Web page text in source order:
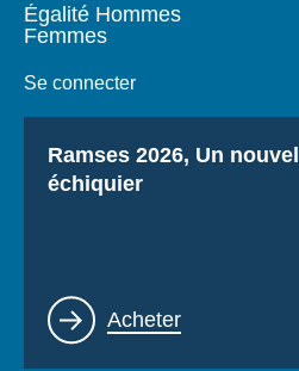
Égalité Hommes
Femmes
Se connecter
Titre
Ramses 2026, Un nouvel
échiquier
Lien
Acheter